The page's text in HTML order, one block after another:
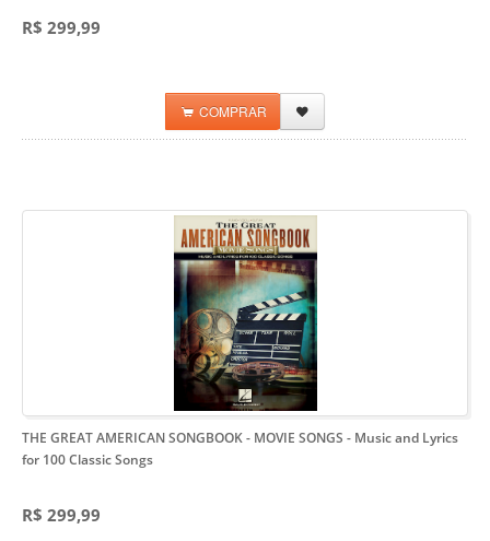
R$ 299,99
COMPRAR
THE GREAT AMERICAN SONGBOOK - MOVIE SONGS - Music and Lyrics
for 100 Classic Songs
R$ 299,99